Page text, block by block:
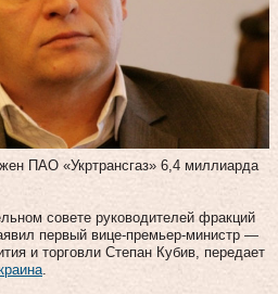
ПАО «Укртрансгаз» 6,4 миллиарда
совете руководителей фракций
первый вице-премьер-министр —
и торговли Степан Кубив, передает